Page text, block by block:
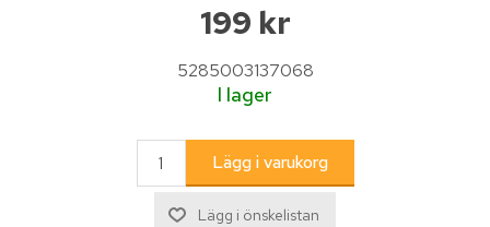
199 kr
5285003137068
I lager